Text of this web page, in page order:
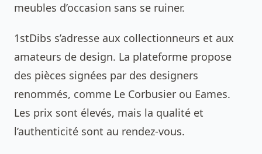
meubles d’occasion sans se ruiner.
1stDibs s’adresse aux collectionneurs et aux
amateurs de design. La plateforme propose
des pièces signées par des designers
renommés, comme Le Corbusier ou Eames.
Les prix sont élevés, mais la qualité et
l’authenticité sont au rendez-vous.